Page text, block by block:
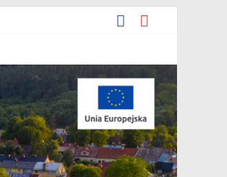
przestrzennego „Miasto
Mostki”.